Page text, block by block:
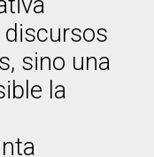
discursos
sino una
la